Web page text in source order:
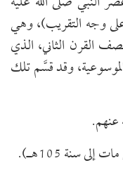
وجه التقريب)، وهي
القرن الثاني، الذي
وقد قسَّم تلك
عنهم.
سنة 105هـ).